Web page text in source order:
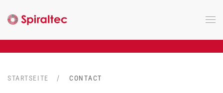
Zum Hauptinhalt springen
STARTSEITE CONTACT